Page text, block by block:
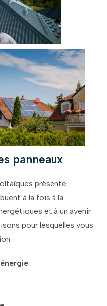
panneaux
présente
à la fois à la
et à un avenir
pour lesquelles vous
: